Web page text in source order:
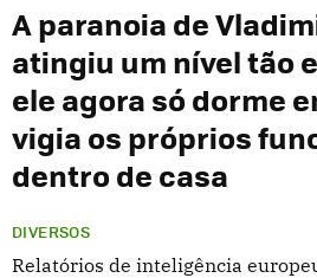
A paranoia de
atingiu um nível tão
ele agora só dorme
vigia os próprios
dentro de casa
DIVERSOS
Relatórios de inteligência